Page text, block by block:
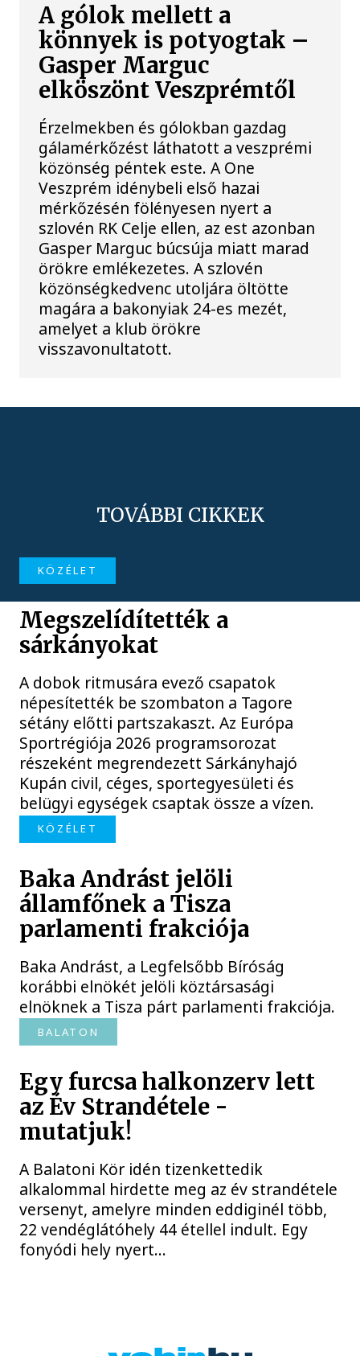
A gólok mellett a
könnyek is potyogtak –
Gasper Marguc
elköszönt Veszprémtől
Érzelmekben és gólokban gazdag
gálamérkőzést láthatott a veszprémi
közönség péntek este. A One
Veszprém idénybeli első hazai
mérkőzésén fölényesen nyert a
szlovén RK Celje ellen, az est azonban
Gasper Marguc búcsúja miatt marad
örökre emlékezetes. A szlovén
közönségkedvenc utoljára öltötte
magára a bakonyiak 24-es mezét,
amelyet a klub örökre
visszavonultatott.
TOVÁBBI CIKKEK
KÖZÉLET
Megszelídítették a
sárkányokat
A dobok ritmusára evező csapatok
népesítették be szombaton a Tagore
sétány előtti partszakaszt. Az Európa
Sportrégiója 2026 programsorozat
részeként megrendezett Sárkányhajó
Kupán civil, céges, sportegyesületi és
belügyi egységek csaptak össze a vízen.
KÖZÉLET
Baka Andrást jelöli
államfőnek a Tisza
parlamenti frakciója
Baka Andrást, a Legfelsőbb Bíróság
korábbi elnökét jelöli köztársasági
elnöknek a Tisza párt parlamenti frakciója.
BALATON
Egy furcsa halkonzerv lett
az Év Strandétele -
mutatjuk!
A Balatoni Kör idén tizenkettedik
alkalommal hirdette meg az év strandétele
versenyt, amelyre minden eddiginél több,
22 vendéglátóhely 44 étellel indult. Egy
fonyódi hely nyert...